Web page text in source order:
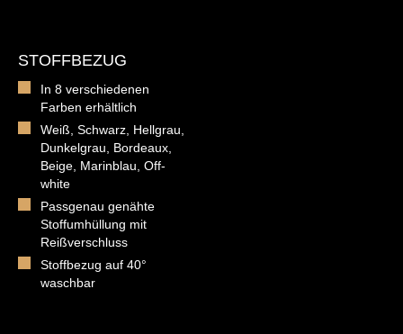
STOFFBEZUG
In 8 verschiedenen
Farben erhältlich
Weiß, Schwarz, Hellgrau,
Dunkelgrau, Bordeaux,
Beige, Marinblau, Off-
white
Passgenau genähte
Stoffumhüllung mit
Reißverschluss
Stoffbezug auf 40°
waschbar